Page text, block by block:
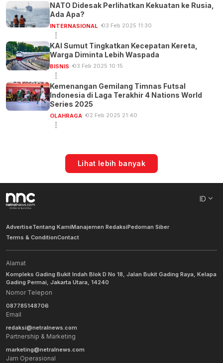
NATO Didesak Perlihatkan Kekuatan ke Rusia,
Ada Apa?
INTERNASIONAL 03 Feb 2025 11:30
KAI Sumut Tingkatkan Kecepatan Kereta,
Warga Diminta Lebih Waspada
BISNIS 03 Feb 2025 10:15
Kemenangan Gemilang Timnas Futsal
Indonesia di Laga Terakhir 4 Nations World
Series 2025
OLAHRAGA 02 Feb 2025 21:40
Lihat lebih banyak
ID
AdvertiseTentang KamiManajemen RedaksiPedoman Siber
Terms & ConditionContact
Alamat
Kompleks Gading Bukit Indah Blok D No 18, Jalan Bukit Gading Raya, Kelapa
Gading Permai, Jakarta Utara, 14240
Nomor Telepon
087785148706
Email
redaksi@netralnews.com
Partnership & Marketing
marketing@netralnews.com
Jam Operasional